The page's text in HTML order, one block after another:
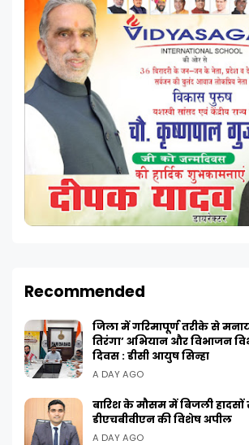
Recommended
जिला में गरिमापूर्ण तरीके से
तिरंगा’ अभियान और विभाजन
दिवस : डीसी आयुष सिन्हा
A DAY AGO
बारिश के मौसम में बिजली
डीएचबीवीएन की विशेष अपील
A DAY AGO